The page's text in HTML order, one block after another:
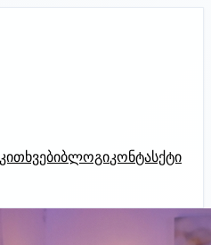
კითხვებიბლოგიკონტასქტი